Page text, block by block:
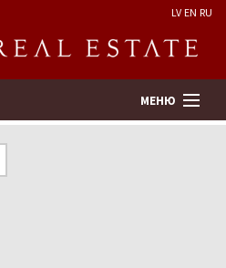
LV EN RU
МЕНЮ